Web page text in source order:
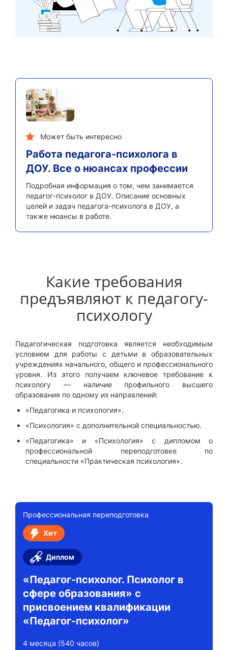
Может быть интересно
Работа педагога-психолога в
ДОУ. Все о нюансах профессии
Подробная информация о том, чем занимается
педагог-психолог в ДОУ. Описание основных
целей и задач педагога-психолога в ДОУ, а
также нюансы в работе.
Какие требования
предъявляют к педагогу-
психологу
Педагогическая подготовка является необходимым
условием для работы с детьми в образовательных
учреждениях начального, общего и профессионального
уровня. Из этого получаем ключевое требование к
психологу — наличие профильного высшего
образования по одному из направлений:
«Педагогика и психология».
«Психология» с дополнительной специальностью.
«Педагогика» и «Психология» с дипломом о
профессиональной переподготовке по
специальности «Практическая психология».
Профессиональная переподготовка
Хит
Диплом
«Педагог-психолог. Психолог в
сфере образования» с
присвоением квалификации
«Педагог-психолог»
4 месяца (540 часов)